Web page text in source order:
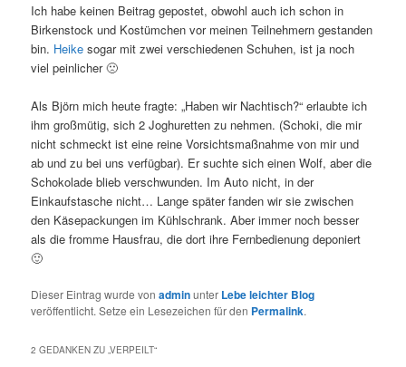
Ich habe keinen Beitrag gepostet, obwohl auch ich schon in
Birkenstock und Kostümchen vor meinen Teilnehmern gestanden
bin. Heike sogar mit zwei verschiedenen Schuhen, ist ja noch
viel peinlicher 🙁
Als Björn mich heute fragte: „Haben wir Nachtisch?“ erlaubte ich
ihm großmütig, sich 2 Joghuretten zu nehmen. (Schoki, die mir
nicht schmeckt ist eine reine Vorsichtsmaßnahme von mir und
ab und zu bei uns verfügbar). Er suchte sich einen Wolf, aber die
Schokolade blieb verschwunden. Im Auto nicht, in der
Einkaufstasche nicht… Lange später fanden wir sie zwischen
den Käsepackungen im Kühlschrank. Aber immer noch besser
als die fromme Hausfrau, die dort ihre Fernbedienung deponiert
🙂
Dieser Eintrag wurde vonadminunter Lebe leichter Blog
veröffentlicht. Setze ein Lesezeichen für den Permalink.
2 GEDANKEN ZU „VERPEILT“